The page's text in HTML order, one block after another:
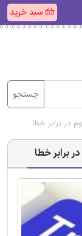
سبد خرید
جستجو
در برابر خطا
برابر خطا